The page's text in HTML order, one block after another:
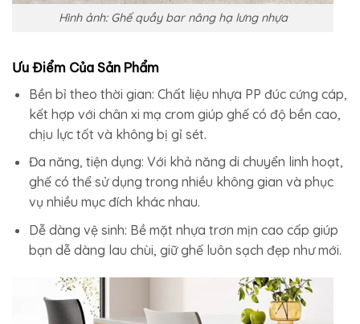
Hình ảnh: Ghế quầy bar nâng hạ lưng nhựa
Ưu Điểm Của Sản Phẩm
Bền bỉ theo thời gian: Chất liệu nhựa PP đúc cứng cáp,
kết hợp với chân xi mạ crom giúp ghế có độ bền cao,
chịu lực tốt và không bị gỉ sét.
Đa năng, tiện dụng: Với khả năng di chuyển linh hoạt,
ghế có thể sử dụng trong nhiều không gian và phục
vụ nhiều mục đích khác nhau.
Dễ dàng vệ sinh: Bề mặt nhựa trơn mịn cao cấp giúp
bạn dễ dàng lau chùi, giữ ghế luôn sạch đẹp như mới.